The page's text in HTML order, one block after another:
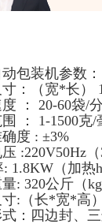
包装机参数：
：（宽*长）
： 20-60袋/分
： 1-1500克/
度 : ±3%
:220V50Hz（
（加热
: 320公斤（kg
:（长*宽*高
：四边封、